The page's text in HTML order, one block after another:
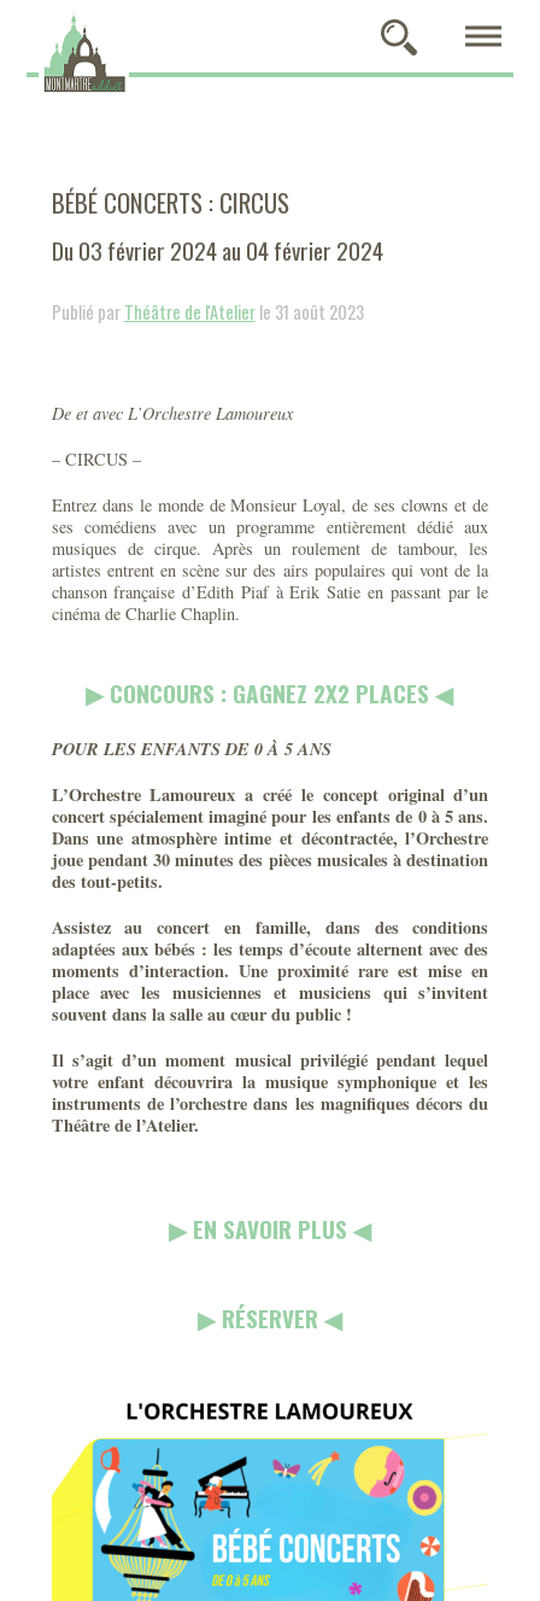
BÉBÉ CONCERTS : CIRCUS
Du 03 février 2024 au 04 février 2024
Publié parThéâtre de l'Atelierle 31 août 2023
De et avec L’Orchestre Lamoureux
– CIRCUS –
Entrez dans le monde de Monsieur Loyal, de ses clowns et de
ses comédiens avec un programme entièrement dédié aux
musiques de cirque. Après un roulement de tambour, les
artistes entrent en scène sur des airs populaires qui vont de la
chanson française d’Edith Piaf à Erik Satie en passant par le
cinéma de Charlie Chaplin.
▶︎ CONCOURS : GAGNEZ 2X2 PLACES ◀︎
POUR LES ENFANTS DE 0 À 5 ANS
L’Orchestre Lamoureux a créé le concept original d’un
concert spécialement imaginé pour les enfants de 0 à 5 ans.
Dans une atmosphère intime et décontractée, l’Orchestre
joue pendant 30 minutes des pièces musicales à destination
des tout-petits.
Assistez au concert en famille, dans des conditions
adaptées aux bébés : les temps d’écoute alternent avec des
moments d’interaction. Une proximité rare est mise en
place avec les musiciennes et musiciens qui s’invitent
souvent dans la salle au cœur du public !
Il s’agit d’un moment musical privilégié pendant lequel
votre enfant découvrira la musique symphonique et les
instruments de l’orchestre dans les magnifiques décors du
Théâtre de l’Atelier.
▶︎ EN SAVOIR PLUS ◀︎
▶︎ RÉSERVER ◀︎